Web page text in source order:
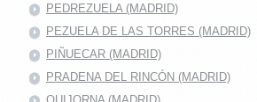
PEDREZUELA (MADRID)
PEZUELA DE LAS TORRES (MADRID)
PIÑUECAR (MADRID)
PRADENA DEL RINCÓN (MADRID)